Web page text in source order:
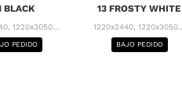
BLACK
1220x3050...
PEDIDO
13 FROSTY WHITE
1220x2440, 1220x3050...
BAJO PEDIDO